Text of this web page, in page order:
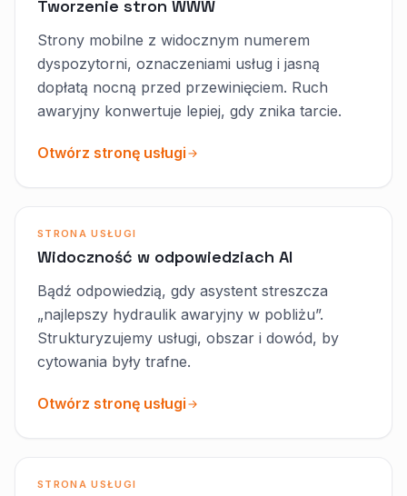
Tworzenie stron WWW
Strony mobilne z widocznym numerem
dyspozytorni, oznaczeniami usług i jasną
dopłatą nocną przed przewinięciem. Ruch
awaryjny konwertuje lepiej, gdy znika tarcie.
Otwórz stronę usługi
STRONA USŁUGI
Widoczność w odpowiedziach AI
Bądź odpowiedzią, gdy asystent streszcza
„najlepszy hydraulik awaryjny w pobliżu”.
Strukturyzujemy usługi, obszar i dowód, by
cytowania były trafne.
Otwórz stronę usługi
STRONA USŁUGI